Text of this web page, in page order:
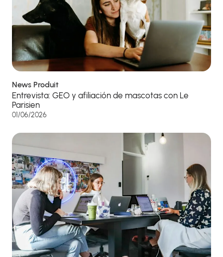
News Produit
Entrevista: GEO y afiliación de mascotas con Le
Parisien
01/06/2026